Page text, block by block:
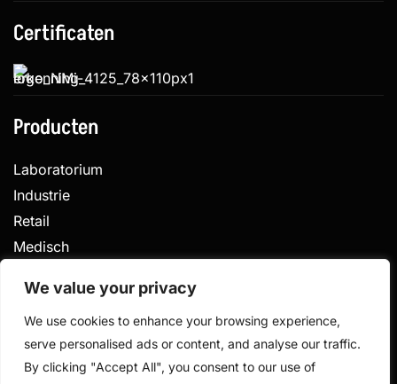
We value your privacy
We use cookies to enhance your browsing experience,
serve personalised ads or content, and analyse our traffic.
By clicking "Accept All", you consent to our use of
Certificaten
Producten
Laboratorium
Industrie
Retail
Medisch
Privacy Algemene voorwaarden